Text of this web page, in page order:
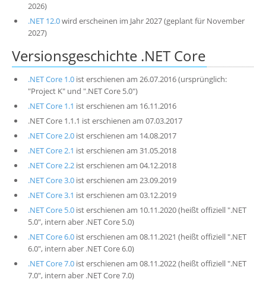
2026)
.NET 12.0wird erscheinen im Jahr 2027 (geplant für November
2027)
Versionsgeschichte .NET Core
.NET Core 1.0ist erschienen am 26.07.2016 (ursprünglich:
"Project K" und ".NET Core 5.0")
.NET Core 1.1 ist erschienen am 16.11.2016
.NET Core 1.1.1 ist erschienen am 07.03.2017
.NET Core 2.0ist erschienen am 14.08.2017
.NET Core 2.1 ist erschienen am 31.05.2018
.NET Core 2.2ist erschienen am 04.12.2018
.NET Core 3.0ist erschienen am 23.09.2019
.NET Core 3.1 ist erschienen am 03.12.2019
.NET Core 5.0ist erschienen am 10.11.2020 (heißt offiziell ".NET
5.0", intern aber .NET Core 5.0)
.NET Core 6.0ist erschienen am 08.11.2021 (heißt offiziell ".NET
6.0", intern aber .NET Core 6.0)
.NET Core 7.0ist erschienen am 08.11.2022 (heißt offiziell ".NET
7.0", intern aber .NET Core 7.0)